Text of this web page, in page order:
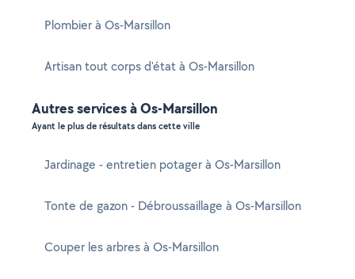
Plombier à Os-Marsillon
Artisan tout corps d'état à Os-Marsillon
Autres services à Os-Marsillon
Ayant le plus de résultats dans cette ville
Jardinage - entretien potager à Os-Marsillon
Tonte de gazon - Débroussaillage à Os-Marsillon
Couper les arbres à Os-Marsillon